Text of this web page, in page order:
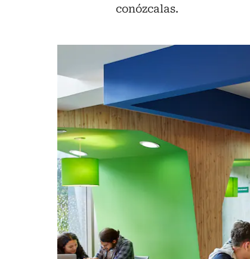
conózcalas.